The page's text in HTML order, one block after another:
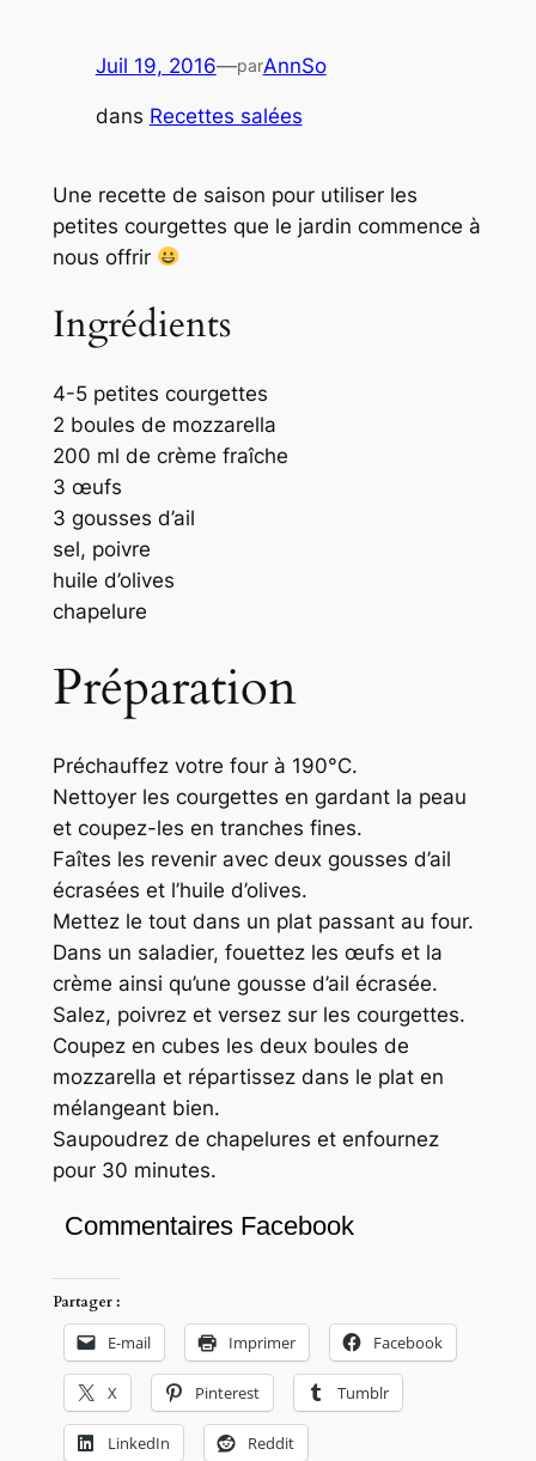
Juil 19, 2016—parAnnSo
dans Recettes salées
Une recette de saison pour utiliser les
petites courgettes que le jardin commence à
nous offrir
Ingrédients
4-5 petites courgettes
2 boules de mozzarella
200 ml de crème fraîche
3 œufs
3 gousses d’ail
sel, poivre
huile d’olives
chapelure
Préparation
Préchauffez votre four à 190°C.
Nettoyer les courgettes en gardant la peau
et coupez-les en tranches fines.
Faîtes les revenir avec deux gousses d’ail
écrasées et l’huile d’olives.
Mettez le tout dans un plat passant au four.
Dans un saladier, fouettez les œufs et la
crème ainsi qu’une gousse d’ail écrasée.
Salez, poivrez et versez sur les courgettes.
Coupez en cubes les deux boules de
mozzarella et répartissez dans le plat en
mélangeant bien.
Saupoudrez de chapelures et enfournez
pour 30 minutes.
Commentaires Facebook
Partager :
E-mail Imprimer Facebook
X Pinterest Tumblr
LinkedIn Reddit